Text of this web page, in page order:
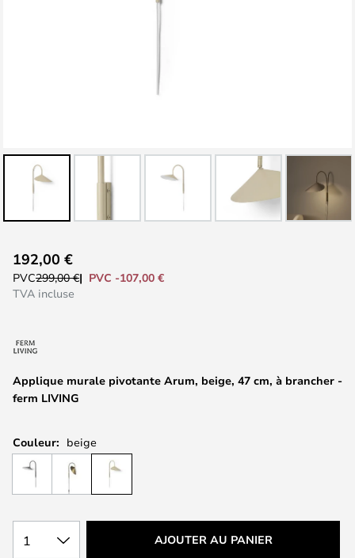
to
the
the
gallery
Applique murale pivotante Arum, beige, 47 cm, à brancher -
ferm LIVING
192,00 €
PVC299,00 €
PVC -107,00 €
TVA incluse
Couleur: beige
1 AJOUTER AU PANIER